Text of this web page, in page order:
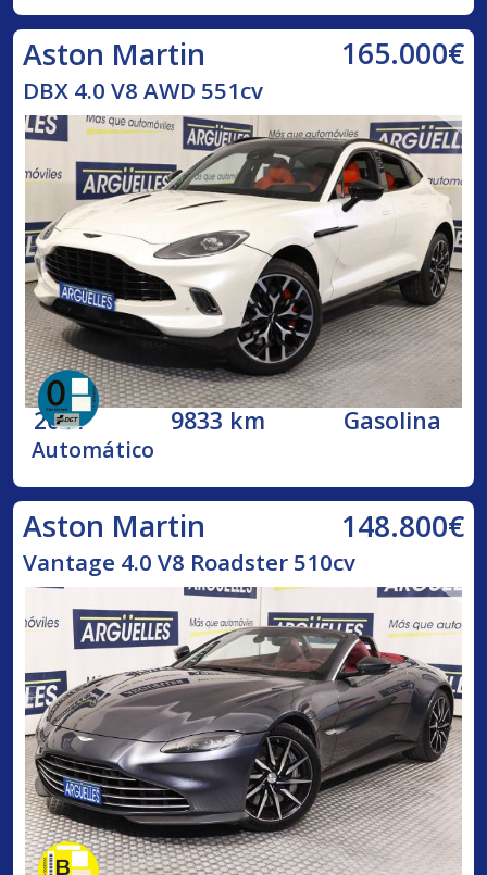
Aston Martin 165.000€
DBX 4.0 V8 AWD 551cv
2021 9833 km Gasolina
Automático
Aston Martin 148.800€
Vantage 4.0 V8 Roadster 510cv